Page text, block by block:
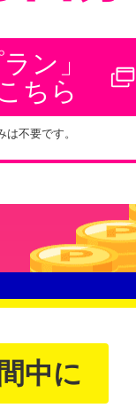
ン」
ちら
不要です。
中に